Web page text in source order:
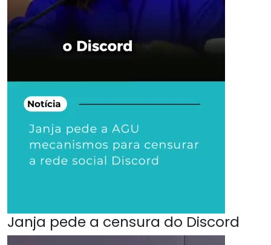
Janja pede a censura do Discord